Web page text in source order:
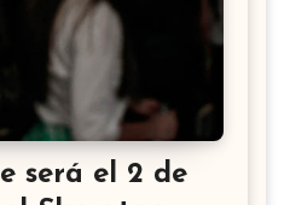
será el 2 de